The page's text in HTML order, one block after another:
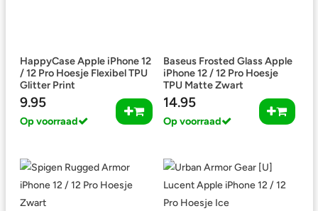
HappyCase Apple iPhone 12
/ 12 Pro Hoesje Flexibel TPU
Glitter Print
9.95
Op voorraad
Baseus Frosted Glass Apple
iPhone 12 / 12 Pro Hoesje
TPU Matte Zwart
14.95
Op voorraad